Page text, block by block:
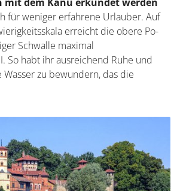
Mündung des Ticino. Insgesamt
mit dem Kanu erkundet
sich auch für weniger erfahrene
erreicht
einiger Schwalle maximal
So habt ihr ausreichend Ruhe und
zu bewundern, das die